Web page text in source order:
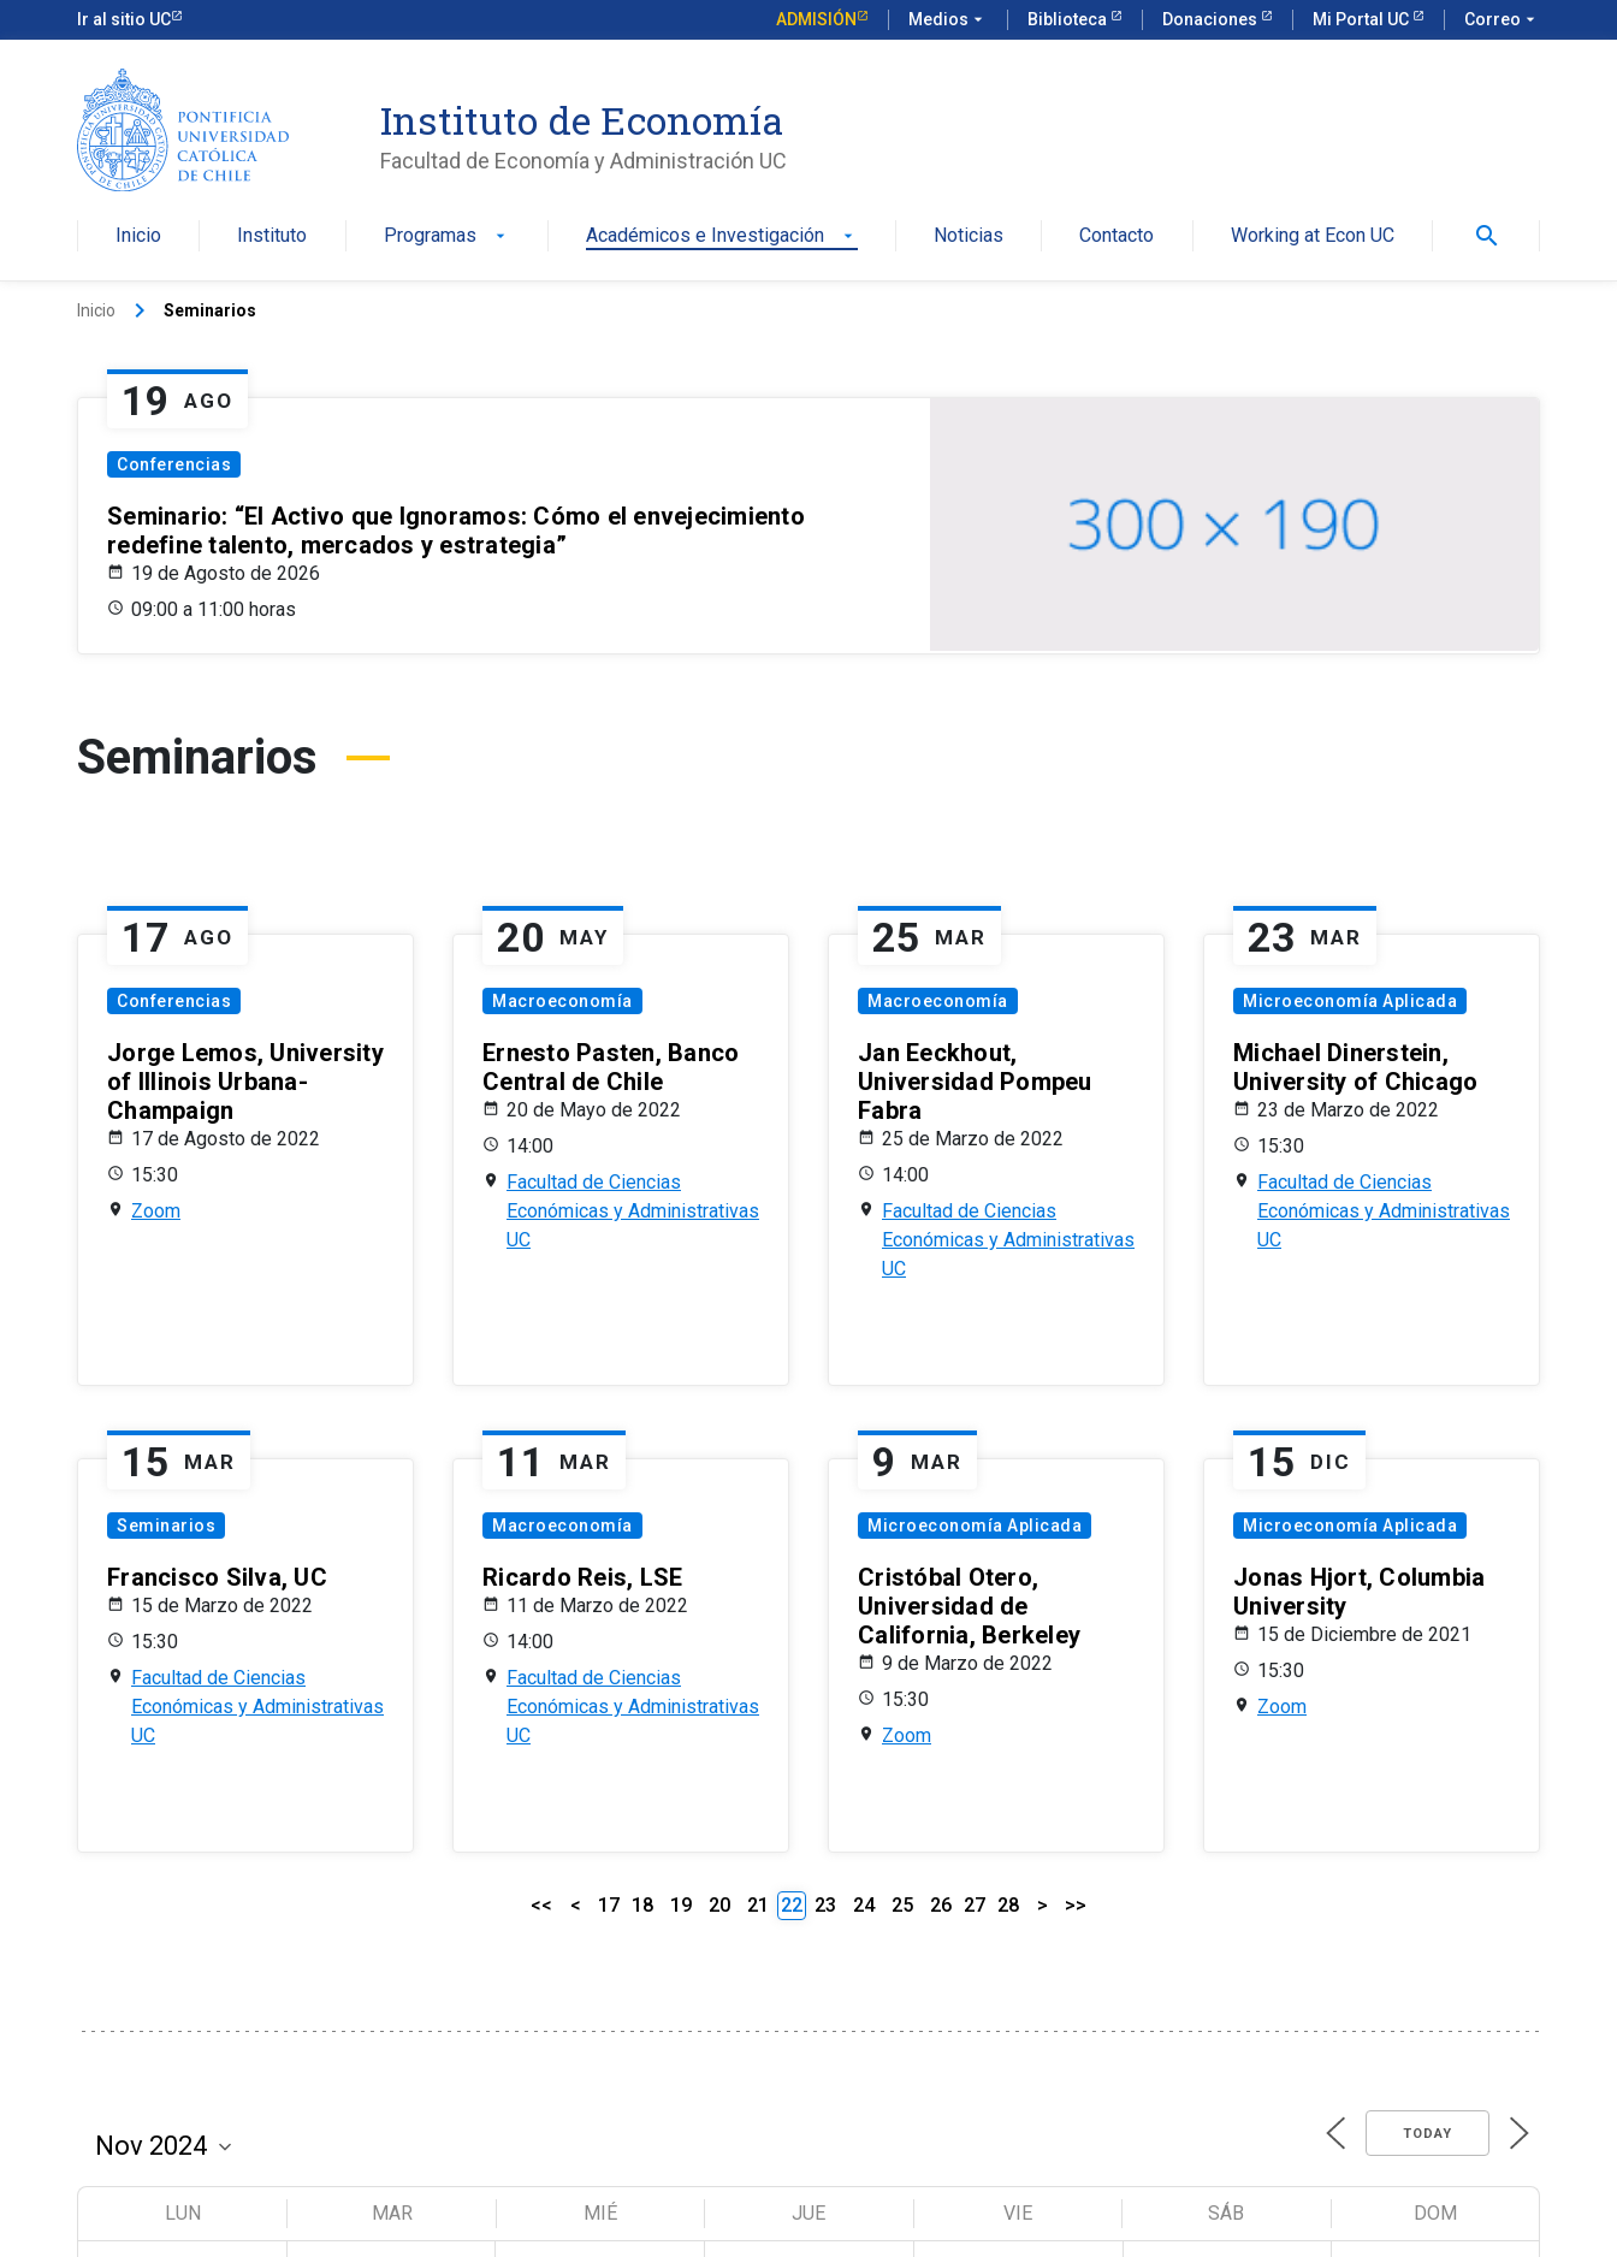
Ir al sitio UC ADMISIÓN Medios arrow_drop_down Biblioteca Donaciones Mi Portal UC Correo arrow_drop_down
Instituto de Economía
Facultad de Economía y Administración UC
Inicio Instituto Programas arrow_drop_down Académicos e Investigación arrow_drop_down Noticias Contacto Working at Econ UC search
Inicio keyboard_arrow_right Seminarios
19 AGO
Conferencias
Seminario: “El Activo que Ignoramos: Cómo el envejecimiento
redefine talento, mercados y estrategia”
19 de Agosto de 2026
09:00 a 11:00 horas
Seminarios
17 AGO
Conferencias
Jorge Lemos, University
of Illinois Urbana-
Champaign
17 de Agosto de 2022
15:30
Zoom
20 MAY
Macroeconomía
Ernesto Pasten, Banco
Central de Chile
20 de Mayo de 2022
14:00
Facultad de Ciencias
Económicas y Administrativas
UC
25 MAR
Macroeconomía
Jan Eeckhout,
Universidad Pompeu
Fabra
25 de Marzo de 2022
14:00
Facultad de Ciencias
Económicas y Administrativas
UC
23 MAR
Microeconomía Aplicada
Michael Dinerstein,
University of Chicago
23 de Marzo de 2022
15:30
Facultad de Ciencias
Económicas y Administrativas
UC
15 MAR
Seminarios
Francisco Silva, UC
15 de Marzo de 2022
15:30
Facultad de Ciencias
Económicas y Administrativas
UC
11 MAR
Macroeconomía
Ricardo Reis, LSE
11 de Marzo de 2022
14:00
Facultad de Ciencias
Económicas y Administrativas
UC
9 MAR
Microeconomía Aplicada
Cristóbal Otero,
Universidad de
California, Berkeley
9 de Marzo de 2022
15:30
Zoom
15 DIC
Microeconomía Aplicada
Jonas Hjort, Columbia
University
15 de Diciembre de 2021
15:30
Zoom
<< < 17 18 19 20 21 22 23 24 25 26 27 28 > >>
TODAY
LUN MAR MIÉ JUE VIE SÁB DOM